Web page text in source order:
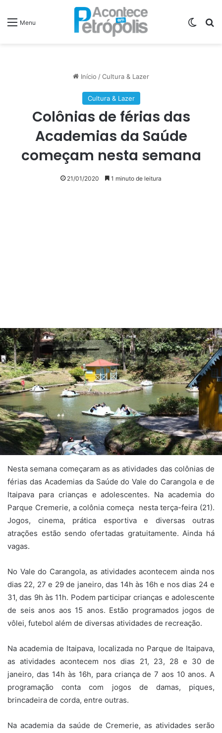
Menu
Início /Cultura & Lazer
Cultura & Lazer
Colônias de férias das
Academias da Saúde
começam nesta semana
21/01/2020 1 minuto de leitura
Nesta semana começaram as as atividades das colônias de
férias das Academias da Saúde do Vale do Carangola e de
Itaipava para crianças e adolescentes. Na academia do
Parque Cremerie, a colônia começa nesta terça-feira (21).
Jogos, cinema, prática esportiva e diversas outras
atrações estão sendo ofertadas gratuitamente. Ainda há
vagas.
No Vale do Carangola, as atividades acontecem ainda nos
dias 22, 27 e 29 de janeiro, das 14h às 16h e nos dias 24 e
31, das 9h às 11h. Podem participar crianças e adolescente
de seis anos aos 15 anos. Estão programados jogos de
vôlei, futebol além de diversas atividades de recreação.
Na academia de Itaipava, localizada no Parque de Itaipava,
as atividades acontecem nos dias 21, 23, 28 e 30 de
janeiro, das 14h às 16h, para criança de 7 aos 10 anos. A
programação conta com jogos de damas, piques,
brincadeira de corda, entre outras.
Na academia da saúde de Cremerie, as atividades serão